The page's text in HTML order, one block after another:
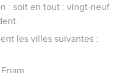
: soit en tout : vingt-neuf
les villes suivantes :